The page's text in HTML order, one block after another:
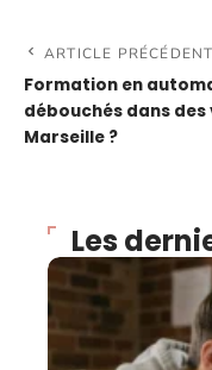
ARTICLE PRÉCÉDENT
Formation en
débouchés dans
Marseille ?
Les